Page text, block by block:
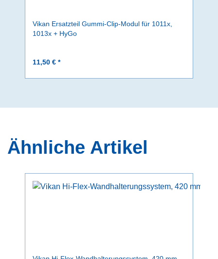
Vikan Ersatzteil Gummi-Clip-Modul für 1011x,
1013x + HyGo
11,50 € *
Ähnliche Artikel